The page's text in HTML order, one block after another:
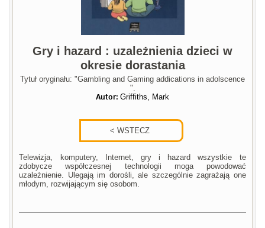
Gry i hazard : uzależnienia dzieci w
okresie dorastania
Tytuł oryginału: "Gambling and Gaming addications in adolscence
".
Autor: Griffiths, Mark
Telewizja, komputery, Internet, gry i hazard wszystkie te
zdobycze współczesnej technologii moga powodować
uzależnienie. Ulegają im dorośli, ale szczególnie zagrażają one
młodym, rozwijającym się osobom.